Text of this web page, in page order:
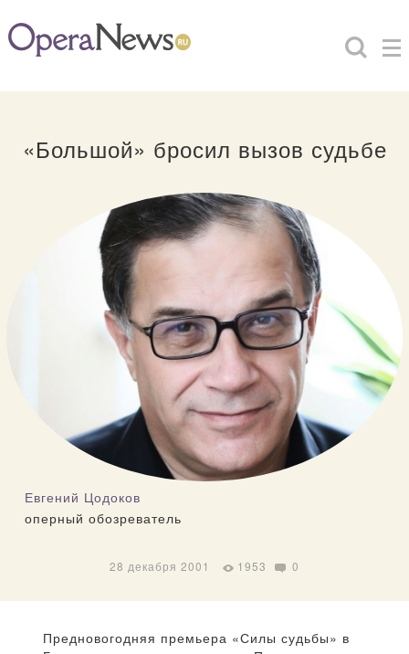
«Большой» бросил вызов судьбе
Евгений Цодоков
оперный обозреватель
28 декабря 2001 1953 0
Предновогодняя премьера «Силы судьбы» в